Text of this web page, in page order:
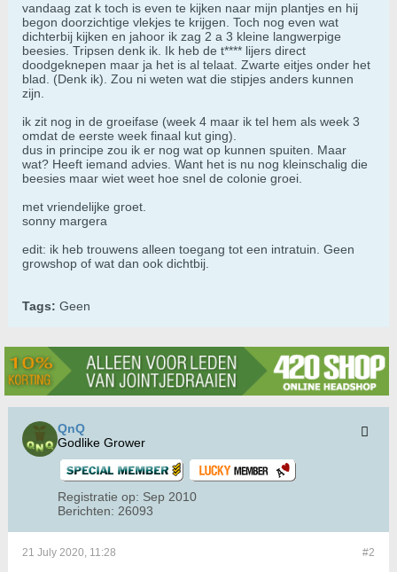
vandaag zat k toch is even te kijken naar mijn plantjes en hij
begon doorzichtige vlekjes te krijgen. Toch nog even wat
dichterbij kijken en jahoor ik zag 2 a 3 kleine langwerpige
beesies. Tripsen denk ik. Ik heb de t**** lijers direct
doodgeknepen maar ja het is al telaat. Zwarte eitjes onder het
blad. (Denk ik). Zou ni weten wat die stipjes anders kunnen
zijn.
ik zit nog in de groeifase (week 4 maar ik tel hem als week 3
omdat de eerste week finaal kut ging).
dus in principe zou ik er nog wat op kunnen spuiten. Maar
wat? Heeft iemand advies. Want het is nu nog kleinschalig die
beesies maar wiet weet hoe snel de colonie groei.
met vriendelijke groet.
​​​​​​sonny margera
edit: ik heb trouwens alleen toegang tot een intratuin. Geen
growshop of wat dan ook dichtbij.
Tags: Geen
QnQ
Godlike Grower
Registratie op: Sep 2010
Berichten: 26093
#2
21 July 2020, 11:28